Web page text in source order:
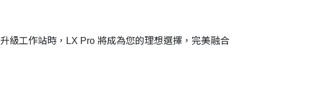
級工作站時，LX Pro 將成為您的理想選擇，完美融合